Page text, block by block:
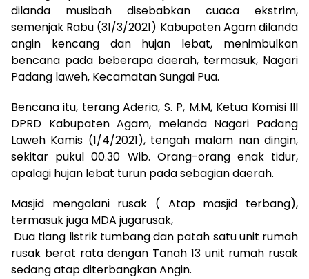
dilanda musibah disebabkan cuaca ekstrim,
semenjak Rabu (31/3/2021) Kabupaten Agam dilanda
angin kencang dan hujan lebat, menimbulkan
bencana pada beberapa daerah, termasuk, Nagari
Padang laweh, Kecamatan Sungai Pua.
Bencana itu, terang Aderia, S. P, M.M, Ketua Komisi III
DPRD Kabupaten Agam, melanda Nagari Padang
Laweh Kamis (1/4/2021), tengah malam nan dingin,
sekitar pukul 00.30 Wib. Orang-orang enak tidur,
apalagi hujan lebat turun pada sebagian daerah.
Masjid mengalani rusak ( Atap masjid terbang),
termasuk juga MDA jugarusak,
Dua tiang listrik tumbang dan patah satu unit rumah
rusak berat rata dengan Tanah 13 unit rumah rusak
sedang atap diterbangkan Angin.